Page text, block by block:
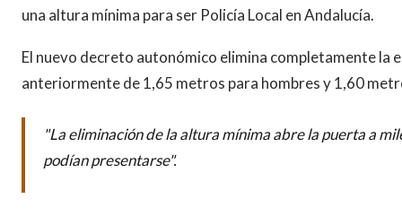
una altura mínima para ser Policía Local en Andalucía.
El nuevo decreto autonómico elimina completamente la
anteriormente de 1,65 metros para hombres y 1,60
"La eliminación de la altura mínima abre la puerta a
podían presentarse".